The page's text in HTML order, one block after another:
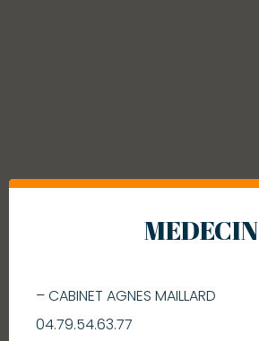
MEDECIN
– CABINET AGNES MAILLARD
04.79.54.63.77